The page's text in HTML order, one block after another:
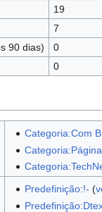
19
7
90 dias)
0
0
Categoria:Com
Predefinição:!- (